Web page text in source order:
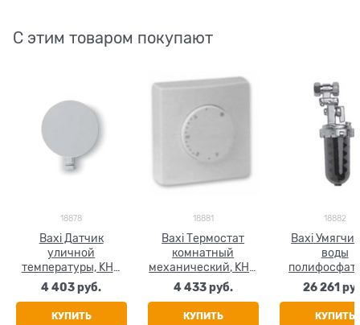
С этим товаром покупают
18878
Baxi Датчик
уличной
температуры, KHG
714062111
4 403 руб.
КУПИТЬ
18881
Baxi Термостат
комнатный
механический, KHG
714086910
4 433 руб.
КУПИТЬ
18882
Baxi
воды
KHG
26 261
КУПИТЬ